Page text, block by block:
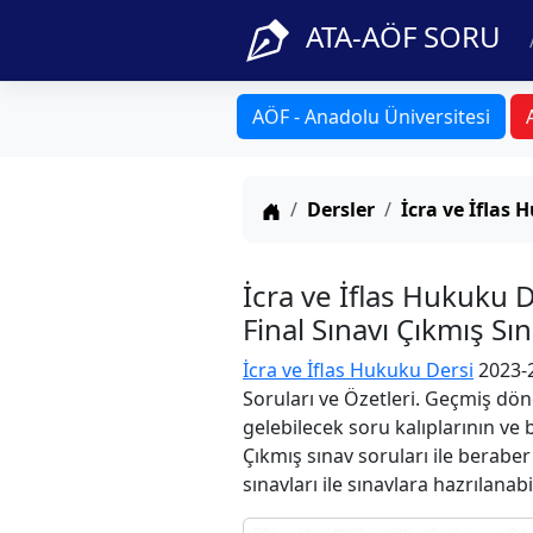
ATA-AÖF SORU
AÖF - Anadolu Üniversitesi
Anasayfa
Dersler İcra ve İflas
İcra ve İflas Hukuku
Final Sınavı Çıkmış
İcra ve İflas Hukuku Dersi 2023-
Soruları ve Özetleri. Geçmiş
gelebilecek soru kalıplarının
Çıkmış sınav soruları ile
sınavları ile sınavlara